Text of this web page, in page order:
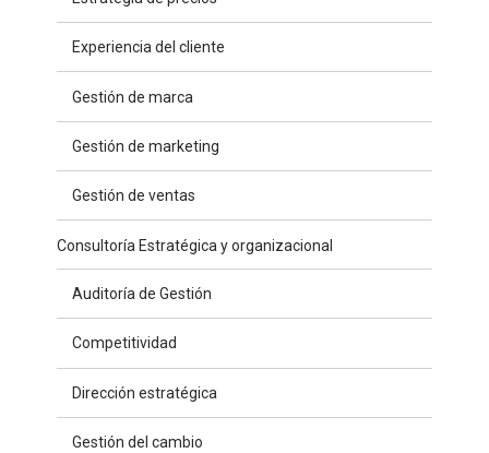
Experiencia del cliente
Gestión de marca
Gestión de marketing
Gestión de ventas
Consultoría Estratégica y organizacional
Auditoría de Gestión
Competitividad
Dirección estratégica
Gestión del cambio